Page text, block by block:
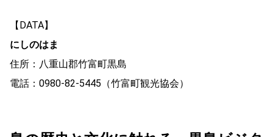
【DATA】
にしのはま
住所：八重山郡竹富町黒島
電話：0980-82-5445（竹富町観光協会）